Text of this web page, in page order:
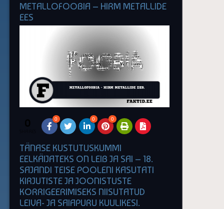
METALLOFOOBIA – HIRM METALLIDE
EES
0 0 0 0
TÄNASE KUSTUTUSKUMMI
EELKÄIJATEKS ON LEIB JA SAI – 18.
SAJANDI TEISE POOLENI KASUTATI
KIRJUTISTE JA JOONISTUSTE
KORRIGEERIMISEKS NIISUTATUD
LEIVA- JA SAIAPURU KUULIKESI.